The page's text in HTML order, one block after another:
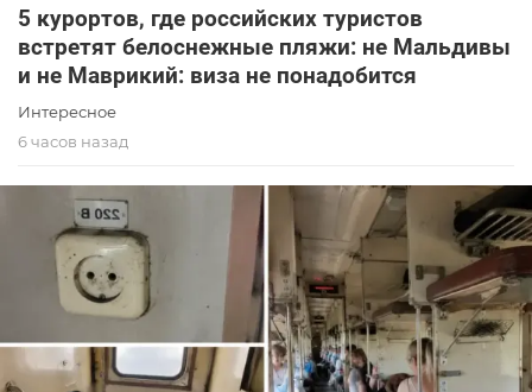
5 курортов, где российских туристов
встретят белоснежные пляжи: не Мальдивы
и не Маврикий: виза не понадобится
Интересное
6 часов назад